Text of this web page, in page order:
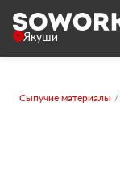
Якуши
Сыпучие материалы